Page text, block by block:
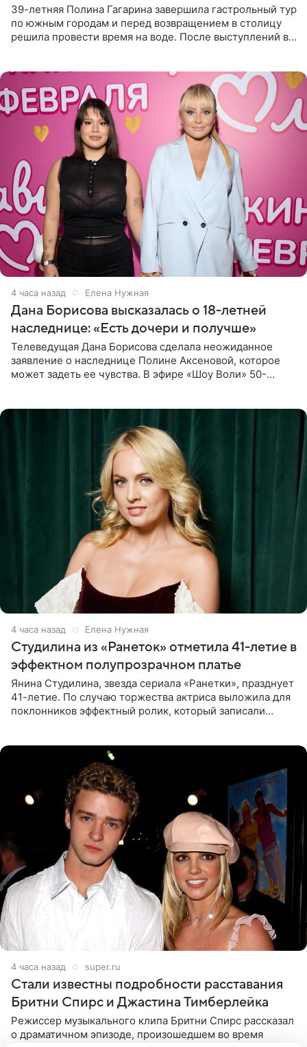
39-летняя Полина Гагарина завершила гастрольный тур
по южным городам и перед возвращением в столицу
решила провести время на воде. После выступлений в
4 часа назад Елена Нужная
Дана Борисова высказалась о 18-летней
наследнице: «Есть дочери и получше»
Телеведущая Дана Борисова сделала неожиданное
заявление о наследнице Полине Аксеновой, которое
может задеть ее чувства. В эфире «Шоу Воли» 50-
4 часа назад Елена Нужная
Студилина из «Ранеток» отметила 41-летие в
эффектном полупрозрачном платье
Янина Студилина, звезда сериала «Ранетки», празднует
41-летие. По случаю торжества актриса выложила для
поклонников эффектный ролик, который записали
4 часа назад super.ru
Стали известны подробности расставания
Бритни Спирс и Джастина Тимберлейка
Режиссер музыкального клипа Бритни Спирс рассказал
о драматичном эпизоде, произошедшем во время